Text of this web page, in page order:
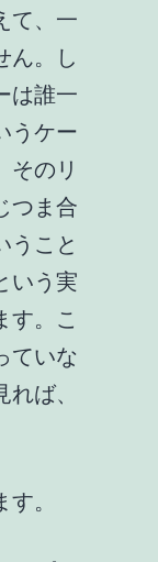
て、一
ん。し
は誰一
うケー
そのリ
つま合
うこと
いう実
す。こ
ていな
ば、
。